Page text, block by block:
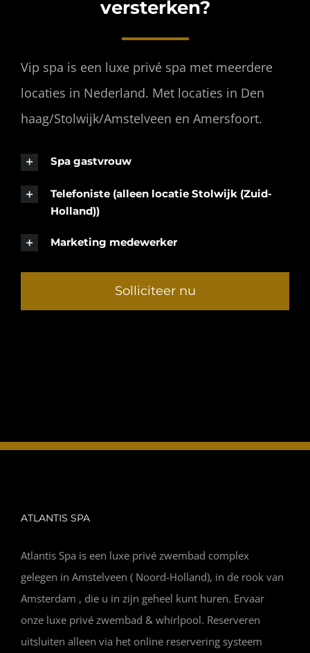
OPENINGSTIJDEN
CONTACT
versterken?
Vip spa is een luxe privé spa met meerdere
locaties in Nederland. Met locaties in Den
haag/Stolwijk/Amstelveen en Amersfoort.
Spa gastvrouw
Telefoniste (alleen locatie Stolwijk (Zuid-
Holland))
Marketing medewerker
Solliciteer nu
ATLANTIS SPA
Atlantis Spa is een luxe privé zwembad complex
gelegen in Amstelveen ( Noord-Holland), in de rook van
Amsterdam , die u in zijn geheel kunt huren. Ervaar
onze luxe privé zwembad & whirlpool. Reserveren
uitsluiten alleen via het online reservering systeem